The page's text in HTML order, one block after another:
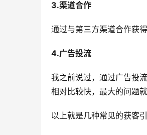
3.渠道合作
通过与第三方渠道合作获
4.广告投流
我之前说过，通过广告投
相对比较快，最大的问题就
以上就是几种常见的获客引